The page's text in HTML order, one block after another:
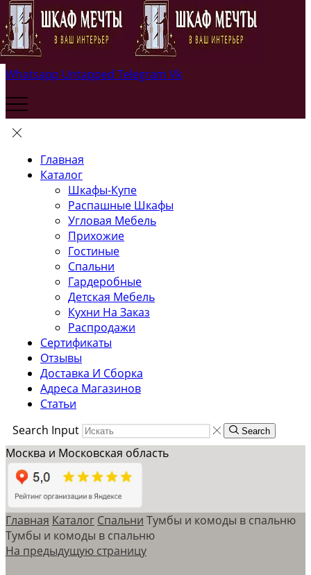
Whatsapp Untapped Telegram Vk
Главная
Каталог
Шкафы-Купе
Распашные Шкафы
Угловая Мебель
Прихожие
Гостиные
Спальни
Гардеробные
Детская Мебель
Кухни На Заказ
Распродажи
Сертификаты
Отзывы
Доставка И Сборка
Адреса Магазинов
Статьи
Search Input
Search
Москва и Московская область
Главная Каталог Спальни Тумбы и комоды в спальню
Тумбы и комоды в спальню
На предыдущую страницу